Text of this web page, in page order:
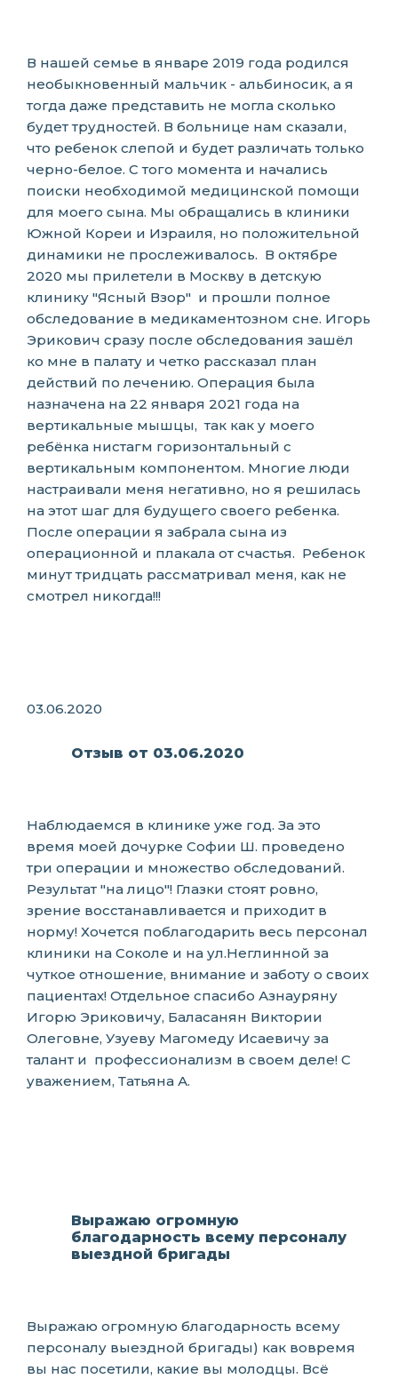
В нашей семье в январе 2019 года родился
необыкновенный мальчик - альбиносик, а я
тогда даже представить не могла сколько
будет трудностей. В больнице нам сказали,
что ребенок слепой и будет различать только
черно-белое. С того момента и начались
поиски необходимой медицинской помощи
для моего сына. Мы обращались в клиники
Южной Кореи и Израиля, но положительной
динамики не прослеживалось. В октябре
2020 мы прилетели в Москву в детскую
клинику "Ясный Взор" и прошли полное
обследование в медикаментозном сне. Игорь
Эрикович сразу после обследования зашёл
ко мне в палату и четко рассказал план
действий по лечению. Операция была
назначена на 22 января 2021 года на
вертикальные мышцы, так как у моего
ребёнка нистагм горизонтальный с
вертикальным компонентом. Многие люди
настраивали меня негативно, но я решилась
на этот шаг для будущего своего ребенка.
После операции я забрала сына из
операционной и плакала от счастья. Ребенок
минут тридцать рассматривал меня, как не
смотрел никогда!!!
03.06.2020
Отзыв от 03.06.2020
Наблюдаемся в клинике уже год. За это
время моей дочурке Софии Ш. проведено
три операции и множество обследований.
Результат "на лицо"! Глазки стоят ровно,
зрение восстанавливается и приходит в
норму! Хочется поблагодарить весь персонал
клиники на Соколе и на ул.Неглинной за
чуткое отношение, внимание и заботу о своих
пациентах! Отдельное спасибо Азнауряну
Игорю Эриковичу, Баласанян Виктории
Олеговне, Узуеву Магомеду Исаевичу за
талант и профессионализм в своем деле! С
уважением, Татьяна А.
Выражаю огромную
благодарность всему персоналу
выездной бригады
Выражаю огромную благодарность всему
персоналу выездной бригады) как вовремя
вы нас посетили, какие вы молодцы. Всё